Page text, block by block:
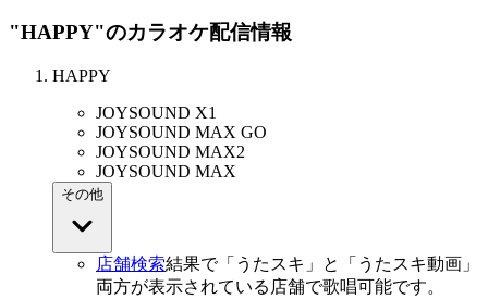
"HAPPY"のカラオケ配信情報
HAPPY
JOYSOUND X1
JOYSOUND MAX GO
JOYSOUND MAX2
JOYSOUND MAX
その他
店舗検索結果で「うたスキ」と「うたスキ動画」
両方が表示されている店舗で歌唱可能です。